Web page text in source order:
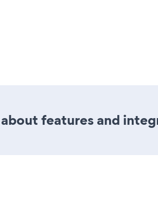
features and